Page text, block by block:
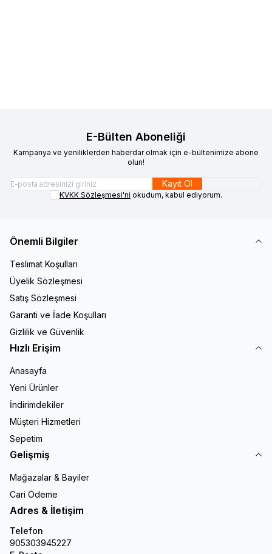
E-Bülten Aboneliği
Kampanya ve yeniliklerden haberdar olmak için e-bültenimize abone
olun!
Kayıt Ol
KVKK Sözleşmesi'ni okudum, kabul ediyorum.
Önemli Bilgiler
Teslimat Koşulları
Üyelik Sözleşmesi
Satış Sözleşmesi
Garanti ve İade Koşulları
Gizlilik ve Güvenlik
Hızlı Erişim
Anasayfa
Yeni Ürünler
İndirimdekiler
Müşteri Hizmetleri
Sepetim
Gelişmiş
Mağazalar & Bayiler
Cari Ödeme
Adres & İletişim
Telefon
905303945227